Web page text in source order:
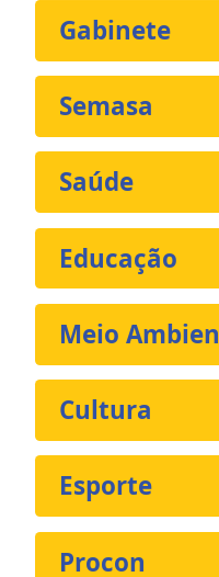
Gabinete
Semasa
Saúde
Educação
Meio
Cultura
Esporte
Procon